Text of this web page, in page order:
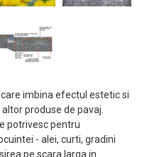
imbina efectul estetic si
produse de pavaj.
potrivesc pentru
- alei, curti, gradini
pe scara larga in